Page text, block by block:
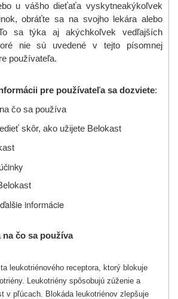
u vášho dieťaťa vyskytneakýkoľvek
inok, obráťte sa na svojho lekára alebo
sa týka aj akýchkoľvek vedľajších
nie sú uvedené v tejto písomnej
používateľa.
pre používateľa sa dozviete:
čo sa používa
skôr, ako užijete Belokast
informácie
na čo sa používa
leukotriénového receptora, ktorý blokuje
Leukotriény spôsobujú zúženie a
v pľúcach. Blokáda leukotriénov zlepšuje